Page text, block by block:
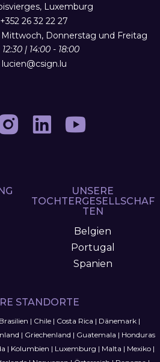
Luxemburg
+352 26 32 22 27
Donnerstag und Freitag
| 14:00 - 18:00
lucien@csign.lu
UNSERE
TOCHTERGESELLSCHAF
TEN
Belgien
Portugal
Spanien
STANDORTE
Brasilien | Chile| Costa Rica | Dänemark|
| Griechenland | Guatemala | Honduras
| Kolumbien | Luxemburg | Malta | Mexiko|